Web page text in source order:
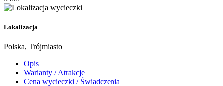
Lokalizacja
Polska, Trójmiasto
Opis
Warianty / Atrakcje
Cena wycieczki / Świadczenia